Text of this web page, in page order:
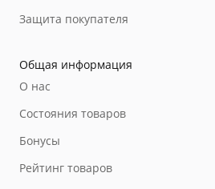
Защита покупателя
Общая информация
О нас
Состояния товаров
Бонусы
Рейтинг товаров